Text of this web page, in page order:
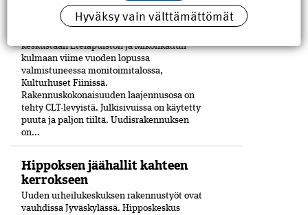
Pori sai uuden kulttuuritalon
keskustaan Eteläpuiston ja Mikonkadun
kulmaan viime vuoden lopussa
valmistuneessa moni­toimitalossa,
Kulturhuset Fiinissä.
Rakennuskokonaisuuden laajennusosa on
tehty CLT-levyistä. Julkisivuissa on käytetty
puuta ja paljon tiiltä. Uudisrakennuksen
on...
Hippoksen jäähallit kahteen
kerrokseen
Uuden urheilukeskuksen rakennustyöt ovat
vauhdissa Jyväskylässä. Hipposkeskus
Hyväksy vain välttämättömät